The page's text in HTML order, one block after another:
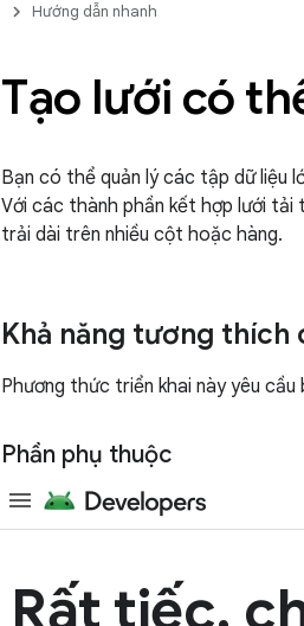
Hướng dẫn nhanh
Tạo lưới có
Bạn có thể quản lý các tập dữ liệu
Với các thành phần kết hợp lưới
trải dài trên nhiều cột hoặc hàng.
Khả năng tương thích
Phương thức triển khai này yêu
Phần phụ thuộc